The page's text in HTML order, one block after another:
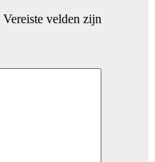
Vereiste velden zijn